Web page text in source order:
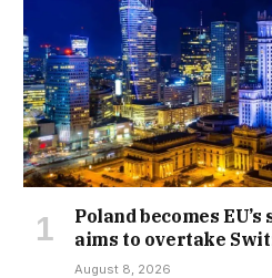
Poland becomes
aims to overtake
August 8, 2026